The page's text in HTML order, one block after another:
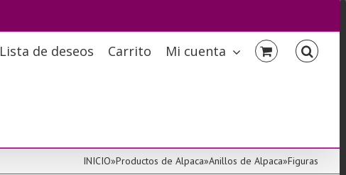
Lista de deseos Carrito Mi cuenta
INICIO»Productos de Alpaca»Anillos de Alpaca»Figuras